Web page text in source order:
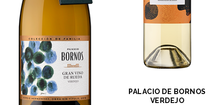
PALACIO DE BORNOS
VERDEJO